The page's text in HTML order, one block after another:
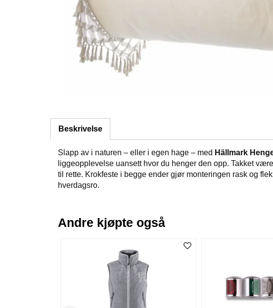
Beskrivelse
Slapp av i naturen – eller i egen hage – med Hällmark
liggeopplevelse uansett hvor du henger den opp. Takket
til rette. Krokfeste i begge ender gjør monteringen rask og
hverdagsro.
Andre kjøpte også